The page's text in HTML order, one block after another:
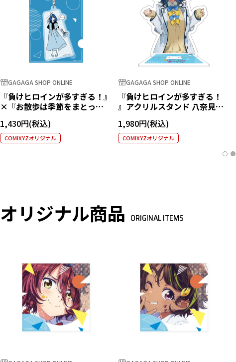
GAGAGA SHOP ONLINE
『負けヒロインが多すぎる！』
×『お散歩は季節をまとっ
八奈見杏菜
1,430円
COMIXYZオリジナル
GAGAGA SHOP ONLINE
『負けヒロインが多すぎる！
』アクリルスタンド 八奈見杏
1,980円
COMIXYZオリジナル
オリジナル商品 ORIGINAL ITEMS